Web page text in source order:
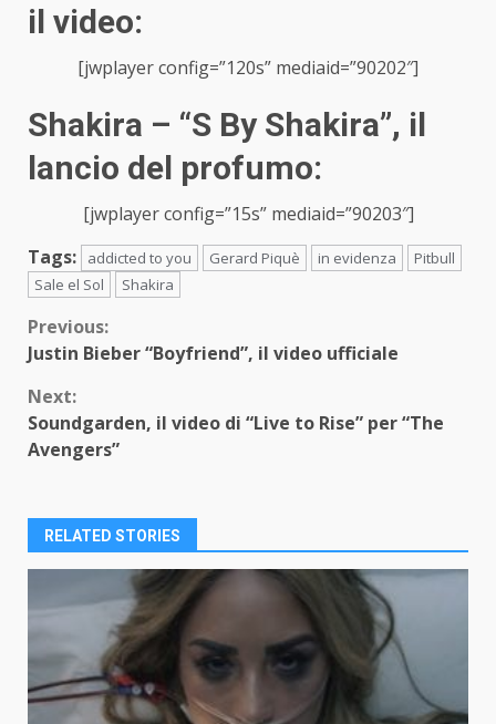
il video:
[jwplayer config=”120s” mediaid=”90202″]
Shakira – “S By Shakira”, il
lancio del profumo:
[jwplayer config=”15s” mediaid=”90203″]
Tags:
addicted to you Gerard Piquè in evidenza
Pitbull
Sale el Sol
Shakira
Continue
Previous:
Justin Bieber “Boyfriend”, il video ufficiale
Next:
Soundgarden, il video di “Live to Rise” per “The
Avengers”
RELATED STORIES